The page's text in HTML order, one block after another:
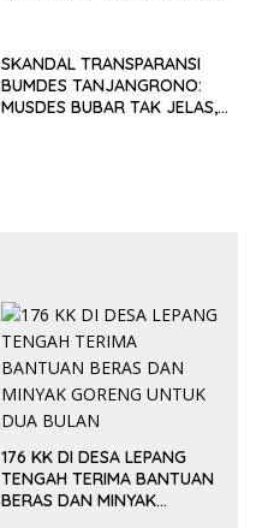
SKANDAL TRANSPARANSI
BUMDES TANJANGRONO:
MUSDES BUBAR TAK JELAS,
176 KK DI DESA LEPANG
TENGAH TERIMA BANTUAN
BERAS DAN MINYAK